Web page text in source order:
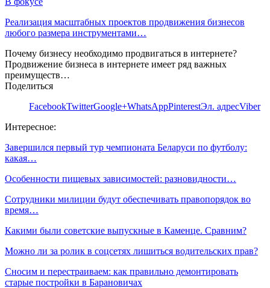
Реализация масштабных проектов продвижения бизнесов
любого размера инструментами…
Почему бизнесу необходимо продвигаться в интернете?
Продвижение бизнеса в интернете имеет ряд важных
преимуществ…
Поделиться
FacebookTwitterGoogle+WhatsAppPinterestЭл. адресViber
Интересное:
Завершился первый тур чемпионата Беларуси по футболу:
какая…
Особенности пищевых зависимостей: разновидности…
Сотрудники милиции будут обеспечивать правопорядок во
время…
Какими были советские выпускные в Каменце. Сравним?
Можно ли за ролик в соцсетях лишиться водительских прав?
Сносим и перестраиваем: как правильно демонтировать
старые постройки в Барановичах